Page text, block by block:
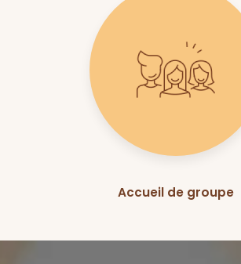
Accueil de groupe